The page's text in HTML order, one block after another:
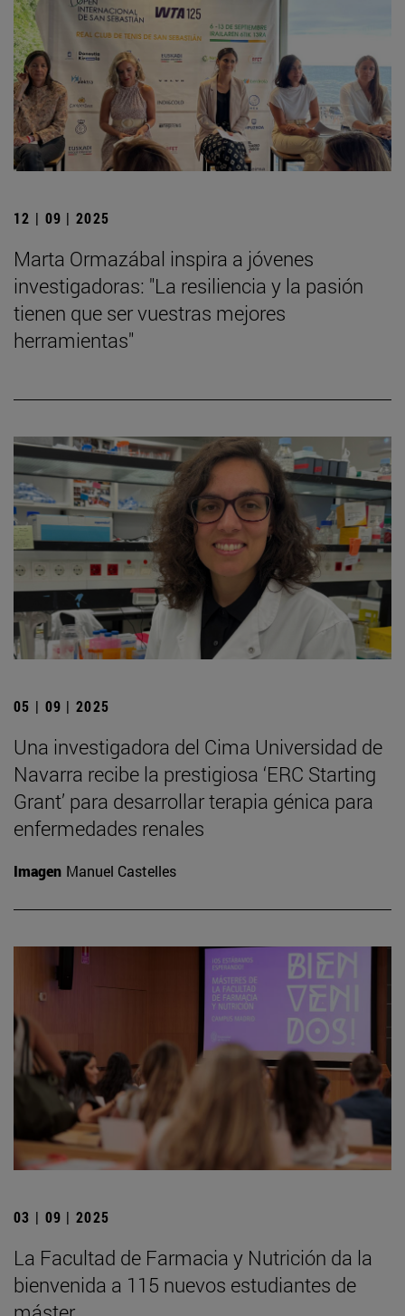
12 | 09 | 2025
Marta Ormazábal inspira a jóvenes
investigadoras: "La resiliencia y la pasión
tienen que ser vuestras mejores
herramientas"
05 | 09 | 2025
Una investigadora del Cima Universidad de
Navarra recibe la prestigiosa ‘ERC Starting
Grant’ para desarrollar terapia génica para
enfermedades renales
Imagen Manuel Castelles
03 | 09 | 2025
La Facultad de Farmacia y Nutrición da la
bienvenida a 115 nuevos estudiantes de